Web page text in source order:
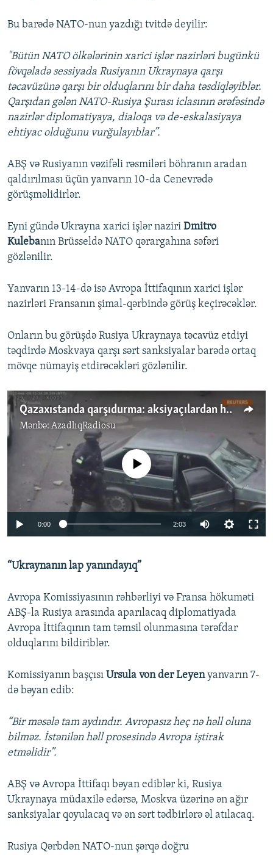
Bu barədə NATO-nun yazdığı tvitdə deyilir:
"Bütün NATO ölkələrinin xarici işlər nazirləri bugünkü
fövqəladə sessiyada Rusiyanın Ukraynaya qarşı
təcavüzünə qarşı bir olduqlarını bir daha təsdiqləyiblər.
Qarşıdan gələn NATO-Rusiya Şurası iclasının ərəfəsində
nazirlər diplomatiyaya, dialoqa və de-eskalasiyaya
ehtiyac olduğunu vurğulayıblar”.
ABŞ və Rusiyanın vəzifəli rəsmiləri böhranın aradan
qaldırılması üçün yanvarın 10-da Cenevrədə
görüşməlidirlər.
Eyni gündə Ukrayna xarici işlər naziri Dmitro
Kulebanın Brüsseldə NATO qərargahına səfəri
gözlənilir.
Yanvarın 13-14-də isə Avropa İttifaqının xarici işlər
nazirləri Fransanın şimal-qərbində görüş keçirəcəklər.
Onların bu görüşdə Rusiya Ukraynaya təcavüz etdiyi
təqdirdə Moskvaya qarşı sərt sanksiyalar barədə ortaq
mövqe nümayiş etdirəcəkləri gözlənilir.
Qazaxıstanda qarşıdurma: aksiyaçılardan hələ də xəbər almaq mümkün olmur
Mənbə: AzadlıqRadiosu
720p 1080p
No media source currently available
0:00 2:03
1080p
“Ukraynanın lap yanındayıq”
Avropa Komissiyasının rəhbərliyi və Fransa hökuməti
ABŞ-la Rusiya arasında aparılacaq diplomatiyada
Avropa İttifaqının tam təmsil olunmasına tərəfdar
olduqlarını bildiriblər.
Komissiyanın başçısı Ursula von der Leyenyanvarın 7-
də bəyan edib:
“Bir məsələ tam aydındır. Avropasız heç nə həll oluna
bilməz. İstənilən həll prosesində Avropa iştirak
etməlidir”.
ABŞ və Avropa İttifaqı bəyan ediblər ki, Rusiya
Ukraynaya müdaxilə edərsə, Moskva üzərinə ən ağır
sanksiyalar qoyulacaq və ən sərt tədbirlərə əl atılacaq.
Rusiya Qərbdən NATO-nun şərqə doğru